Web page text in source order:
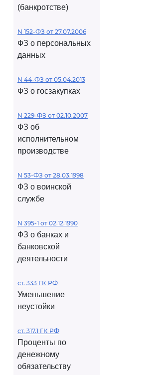
(банкротстве)
N 152-ФЗ от 27.07.2006
ФЗ о персональных
данных
N 44-ФЗ от 05.04.2013
ФЗ о госзакупках
N 229-ФЗ от 02.10.2007
ФЗ об
исполнительном
производстве
N 53-ФЗ от 28.03.1998
ФЗ о воинской
службе
N 395-1 от 02.12.1990
ФЗ о банках и
банковской
деятельности
ст. 333 ГК РФ
Уменьшение
неустойки
ст. 317.1 ГК РФ
Проценты по
денежному
обязательству